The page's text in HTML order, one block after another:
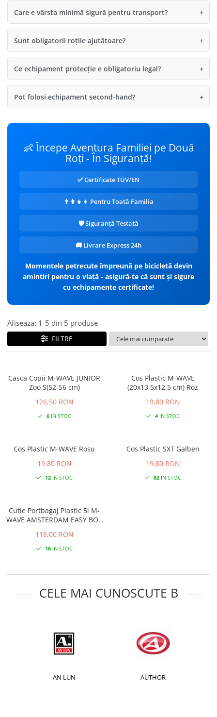
Care e vârsta minimă sigură pentru transport? +
Sunt obligatorii roțile ajutătoare? +
Ce echipament protecție e obligatoriu legal? +
Pot folosi echipament second-hand? +
👶 Începe Aventura Familiei pe Două
Roți - În Siguranță!
✅ Certificate TÜV/EN
👨‍👩‍👧‍👦 Pentru Toată Familia
🛡️ Siguranță Testată
🚚 Livrare Express 24h
Momentele petrecute împreună pe bicicletă devin
amintiri pentru o viață - asigură-te că sunt și sigure
cu echipamente certificate!
Afiseaza: 1-5 din 5 produse
FILTRE
Casca Copii M-WAVE JUNIOR
Zoo S(52-56 cm)
126,50 RON
6IN STOC
Cos Plastic M-WAVE
(20x13,5x12,5 cm) Roz
19,80 RON
4IN STOC
Cos Plastic M-WAVE Rosu
19,80 RON
12IN STOC
Cos Plastic SXT Galben
19,80 RON
82IN STOC
Cutie Portbagaj Plastic 5l M-
WAVE AMSTERDAM EASY BOX
118,00 RON
16IN STOC
CELE MAI CUNOSCUTE B
AN LUN AUTHOR